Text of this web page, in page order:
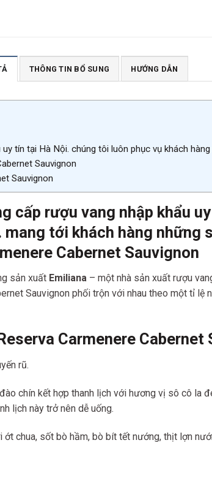
THÔNG TIN BỔ SUNG HƯỚNG DẪN
tín tại Hà Nội. chúng tôi luôn phục vụ khách
Sauvignon
Sauvignon
cấp rượu vang nhập khẩu
tới khách hàng những
Cabernet Sauvignon
sản xuất Emiliana – một nhà sản xuất rượu
Sauvignon phối trộn với nhau theo một tỉ
Carmenere Cabernet
rũ.
chín kết hợp thanh lịch với hương vị sô cô la
lịch này trở nên dễ uống.
chua, sốt bò hầm, bò bít tết nướng, thịt lợn